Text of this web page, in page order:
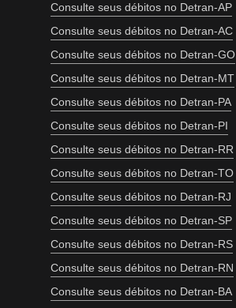
Consulte seus débitos no Detran-AP
Consulte seus débitos no Detran-AC
Consulte seus débitos no Detran-GO
Consulte seus débitos no Detran-MT
Consulte seus débitos no Detran-PA
Consulte seus débitos no Detran-PI
Consulte seus débitos no Detran-RR
Consulte seus débitos no Detran-TO
Consulte seus débitos no Detran-RJ
Consulte seus débitos no Detran-SP
Consulte seus débitos no Detran-RS
Consulte seus débitos no Detran-RN
Consulte seus débitos no Detran-BA